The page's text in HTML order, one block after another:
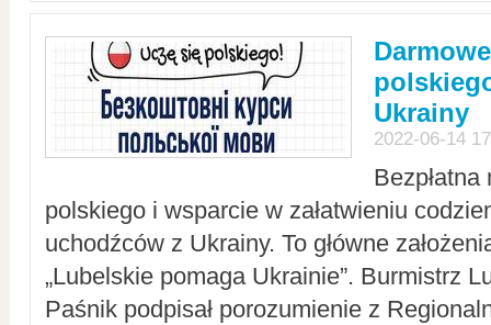
Ukrainy
2022-06-14
polskiego i wsparcie w załatwieniu
uchodźców z Ukrainy. To główne
„Lubelskie pomaga Ukrainie”. Burmistrz
Paśnik podpisał porozumienie z